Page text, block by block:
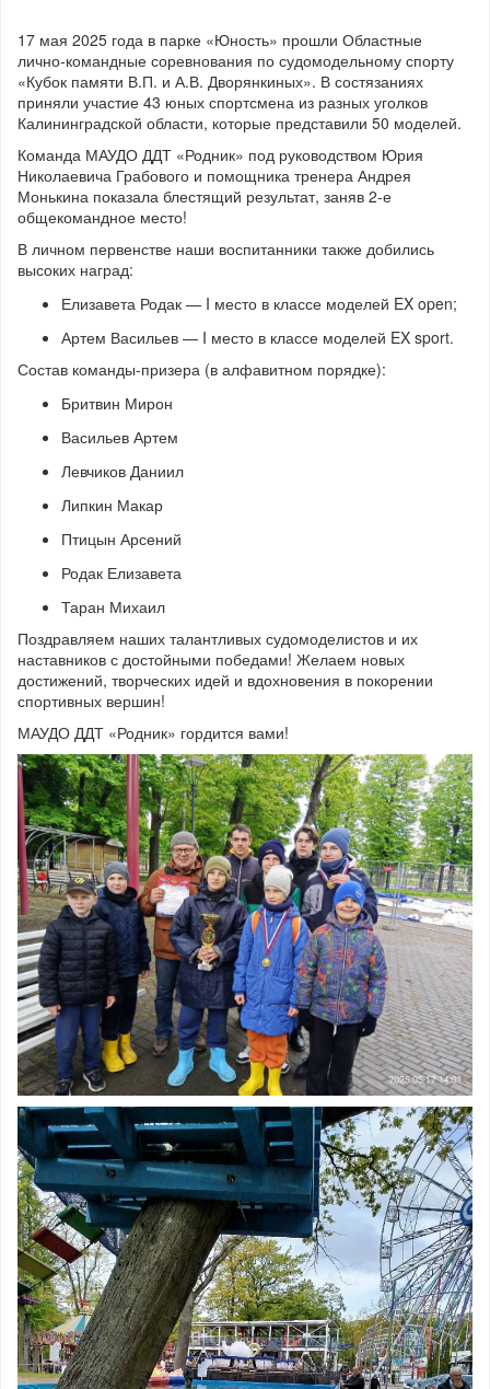
17 мая 2025 года в парке «Юность» прошли Областные
лично-командные соревнования по судомодельному спорту
«Кубок памяти В.П. и А.В. Дворянкиных». В состязаниях
приняли участие 43 юных спортсмена из разных уголков
Калининградской области, которые представили 50 моделей.
Команда МАУДО ДДТ «Родник» под руководством Юрия
Николаевича Грабового и помощника тренера Андрея
Монькина показала блестящий результат, заняв 2-е
общекомандное место!
В личном первенстве наши воспитанники также добились
высоких наград:
Елизавета Родак — I место в классе моделей EX open;
Артем Васильев — I место в классе моделей EX sport.
Состав команды-призера (в алфавитном порядке):
Бритвин Мирон
Васильев Артем
Левчиков Даниил
Липкин Макар
Птицын Арсений
Родак Елизавета
Таран Михаил
Поздравляем наших талантливых судомоделистов и их
наставников с достойными победами! Желаем новых
достижений, творческих идей и вдохновения в покорении
спортивных вершин!
МАУДО ДДТ «Родник» гордится вами!